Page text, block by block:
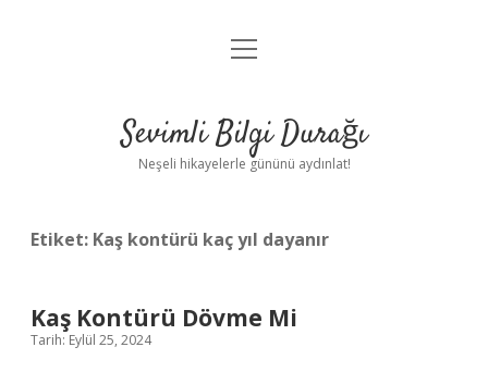
Anasayfa
Yasal Uyarı
menüyü
Sevimli Bilgi Durağı
Neşeli hikayelerle gününü aydınlat!
Etiket: Kaş kontürü kaç yıl dayanır
Kaş Kontürü Dövme Mi
Tarih: Eylül 25, 2024